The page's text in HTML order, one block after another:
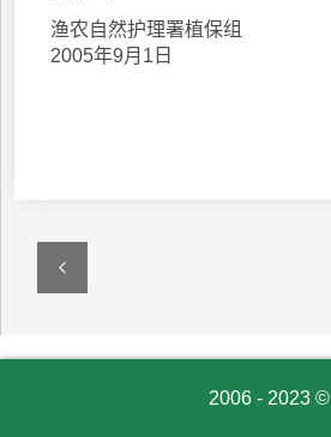
渔农自然护理署植保组
2005年9月1日
2006 - 2023 ©